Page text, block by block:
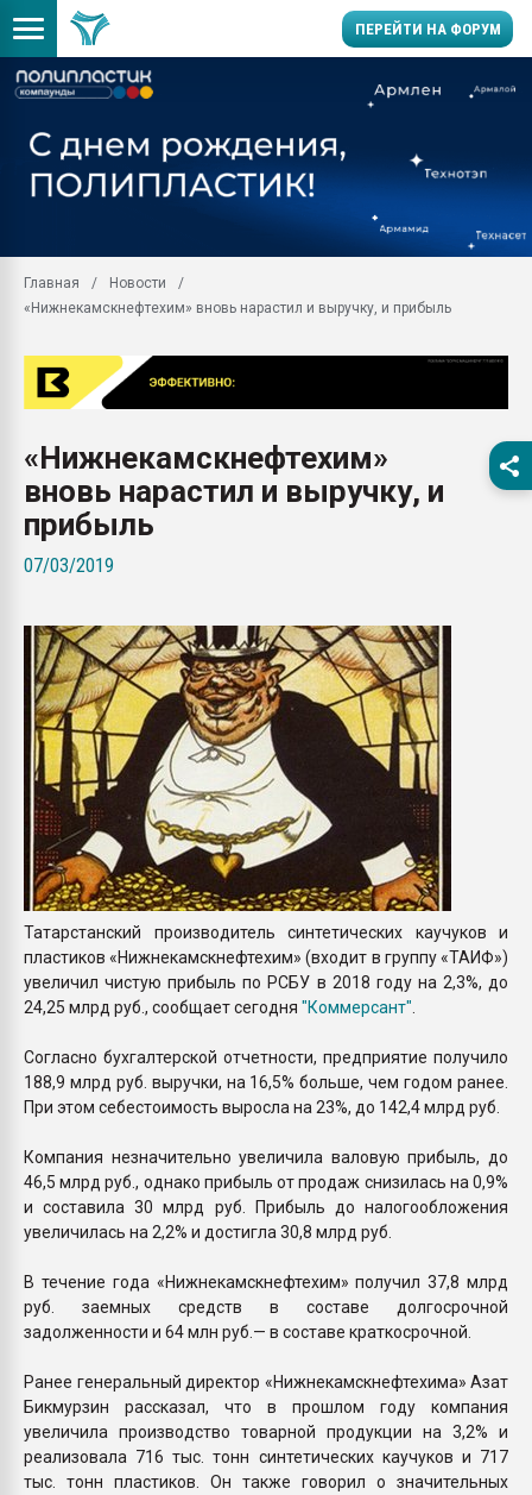
ПЕРЕЙТИ НА ФОРУМ
заводу пластмасс"
28.07.2026
пластмасс
28.07.2026
ситуацией на
ПЕРЕЙТИ НА
Главная
Новости
«Нижнекамскнефтехим» вновь нарастил и выручку, и прибыль
«Нижнекамскнефтехим»
вновь нарастил и выручку, и
прибыль
07/03/2019
Татарстанский производитель синтетических каучуков и
пластиков «Нижнекамскнефтехим» (входит в группу «ТАИФ»)
увеличил чистую прибыль по РСБУ в 2018 году на 2,3%, до
24,25 млрд руб., сообщает сегодня "Коммерсант"
Согласно бухгалтерской отчетности, предприятие получило
188,9 млрд руб. выручки, на 16,5% больше, чем годом ранее.
При этом себестоимость выросла на 23%, до 142,4 млрд руб.
Компания незначительно увеличила валовую прибыль, до
46,5 млрд руб., однако прибыль от продаж снизилась на 0,9%
и составила 30 млрд руб. Прибыль до налогообложения
увеличилась на 2,2% и достигла 30,8 млрд руб.
В течение года «Нижнекамскнефтехим» получил 37,8 млрд
руб. заемных средств в составе долгосрочной
задолженности и 64 млн руб.— в составе краткосрочной.
Ранее генеральный директор «Нижнекамскнефтехима» Азат
Бикмурзин рассказал, что в прошлом году компания
увеличила производство товарной продукции на 3,2% и
реализовала 716 тыс. тонн синтетических каучуков и 717
тыс. тонн пластиков. Он также говорил о значительных